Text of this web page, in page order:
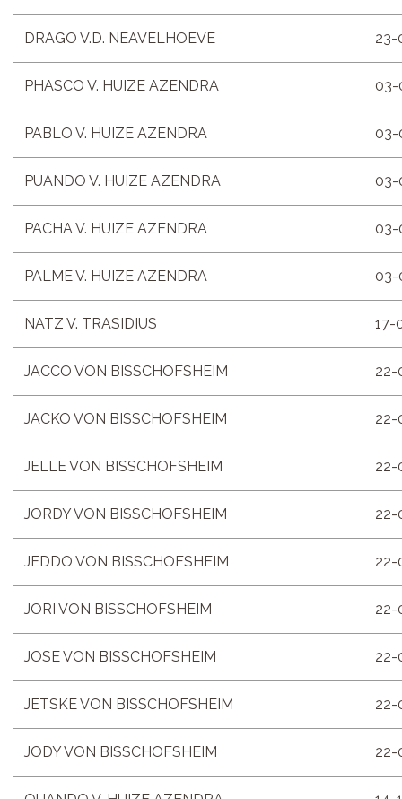
DRAGO V.D. NEAVELHOEVE 23-
PHASCO V. HUIZE AZENDRA 03-
PABLO V. HUIZE AZENDRA 03-
PUANDO V. HUIZE AZENDRA 03-
PACHA V. HUIZE AZENDRA 03-
PALME V. HUIZE AZENDRA 03-
NATZ V. TRASIDIUS 17-
JACCO VON BISSCHOFSHEIM 22-
JACKO VON BISSCHOFSHEIM 22-
JELLE VON BISSCHOFSHEIM 22-
JORDY VON BISSCHOFSHEIM 22-
JEDDO VON BISSCHOFSHEIM 22-
JORI VON BISSCHOFSHEIM 22-
JOSE VON BISSCHOFSHEIM 22-
JETSKE VON BISSCHOFSHEIM 22-
JODY VON BISSCHOFSHEIM 22-